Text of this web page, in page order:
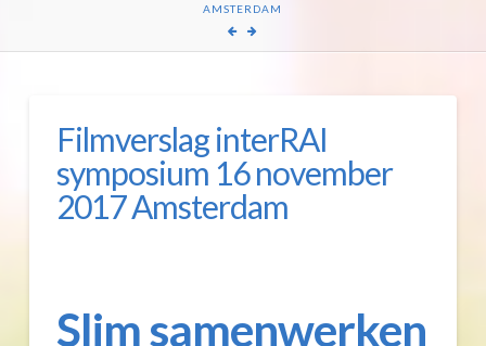
AMSTERDAM
Filmverslag interRAI
symposium 16 november
2017 Amsterdam
Slim samenwerken